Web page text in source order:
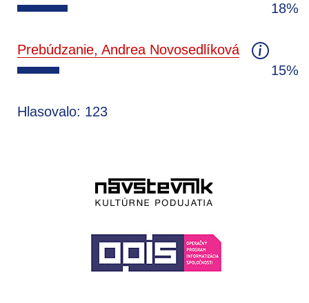
18%
Prebúdzanie, Andrea Novosedlíková
15%
Hlasovalo: 123